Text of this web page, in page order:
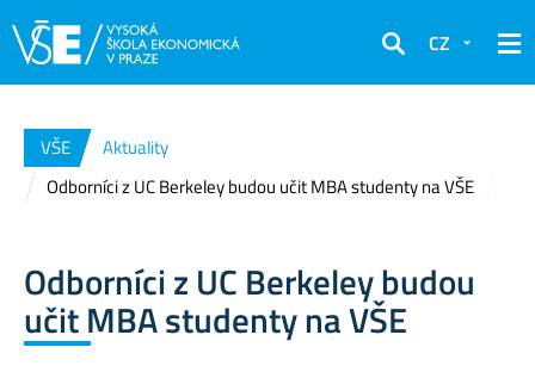
Hledat
CZ
VŠE
Aktuality
Odborníci z UC Berkeley budou učit MBA studenty na VŠE
Odborníci z UC Berkeley budou
učit MBA studenty na VŠE